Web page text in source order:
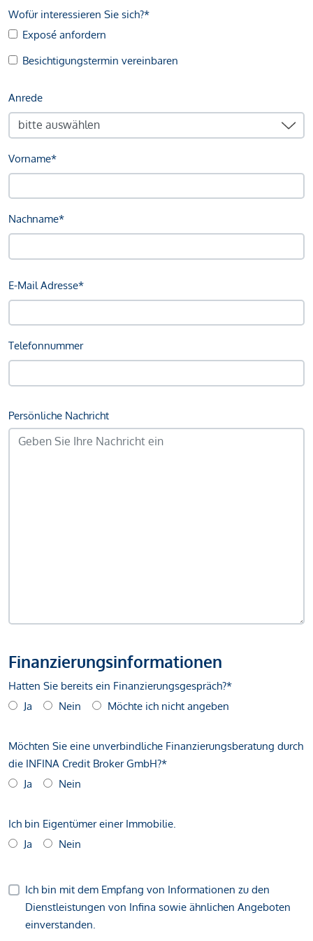
Wofür interessieren Sie sich?*
Exposé anfordern
Besichtigungstermin vereinbaren
Anrede
Vorname*
Nachname*
E-Mail Adresse*
Telefonnummer
Persönliche Nachricht
Finanzierungsinformationen
Hatten Sie bereits ein Finanzierungsgespräch?*
Ja
Nein Möchte ich nicht angeben
Möchten Sie eine unverbindliche Finanzierungsberatung durch
die INFINA Credit Broker GmbH?*
Ja
Nein
Ich bin Eigentümer einer Immobilie.
Ja
Nein
Ich bin mit dem Empfang von Informationen zu den
Dienstleistungen von Infina sowie ähnlichen Angeboten
einverstanden.